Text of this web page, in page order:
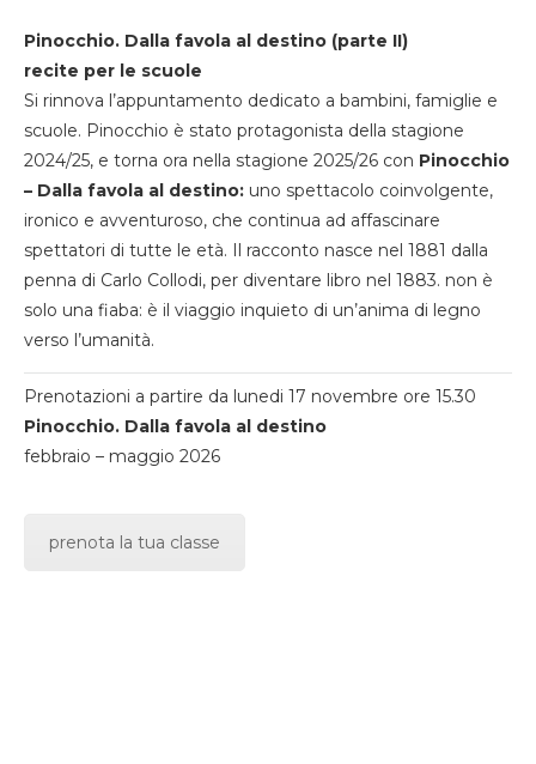
Pinocchio. Dalla favola al destino (parte II)
recite per le scuole
Si rinnova l’appuntamento dedicato a bambini, famiglie e
scuole. Pinocchio è stato protagonista della stagione
2024/25, e torna ora nella stagione 2025/26 con Pinocchio
– Dalla favola al destino: uno spettacolo coinvolgente,
ironico e avventuroso, che continua ad affascinare
spettatori di tutte le età. Il racconto nasce nel 1881 dalla
penna di Carlo Collodi, per diventare libro nel 1883. non è
solo una fiaba: è il viaggio inquieto di un’anima di legno
verso l’umanità.
Prenotazioni a partire da lunedi 17 novembre ore 15.30
Pinocchio. Dalla favola al destino
febbraio – maggio 2026
prenota la tua classe